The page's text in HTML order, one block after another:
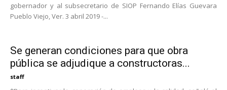
gobernador y al subsecretario de SIOP Fernando Elías Guevara
Pueblo Viejo, Ver. 3 abril 2019 -...
Se generan condiciones para que obra
pública se adjudique a constructoras...
staff